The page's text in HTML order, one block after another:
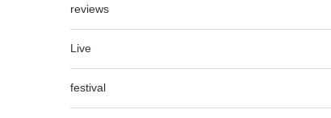
reviews
Live
festival